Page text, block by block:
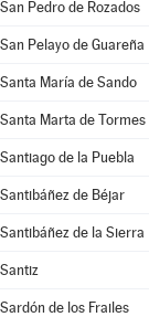
San Pedro de Rozados
San Pelayo de Guareña
Santa María de Sando
Santa Marta de Tormes
Santiago de la Puebla
Santibáñez de Béjar
Santibáñez de la Sierra
Santiz
Sardón de los Frailes